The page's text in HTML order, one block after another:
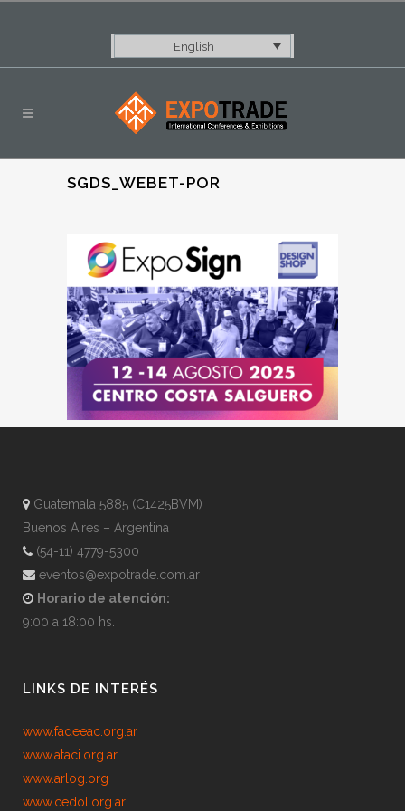
English
SGDS_WEBET-POR
Guatemala 5885 (C1425BVM)
Buenos Aires – Argentina
(54-11) 4779-5300
eventos@expotrade.com.ar
Horario de atención:
9:00 a 18:00 hs.
LINKS DE INTERÉS
www.fadeeac.org.ar
www.ataci.org.ar
www.arlog.org
www.cedol.org.ar